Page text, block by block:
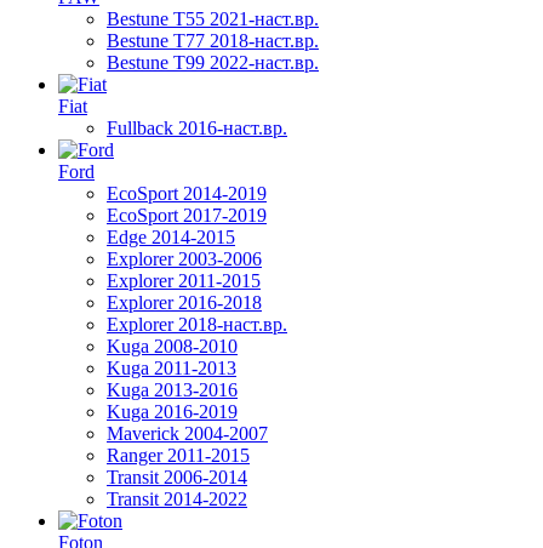
Bestune T55 2021-наст.вр.
Bestune T77 2018-наст.вр.
Bestune T99 2022-наст.вр.
Fiat
Fullback 2016-наст.вр.
Ford
EcoSport 2014-2019
EcoSport 2017-2019
Edge 2014-2015
Explorer 2003-2006
Explorer 2011-2015
Explorer 2016-2018
Explorer 2018-наст.вр.
Kuga 2008-2010
Kuga 2011-2013
Kuga 2013-2016
Kuga 2016-2019
Maverick 2004-2007
Ranger 2011-2015
Transit 2006-2014
Transit 2014-2022
Foton